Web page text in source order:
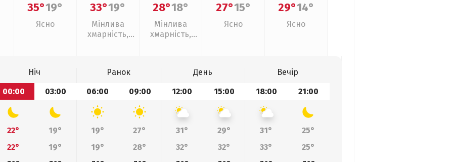
35°19°
Ясно
33°19°
Мінлива
хмарність,
28°18°
Мінлива
хмарність,
27°15°
Ясно
29°14°
Ясно
Ніч Ранок День
Вечір
00:00
03:00 06:00 09:00 12:00 15:00 18:00 21:00
22° 19° 19° 27° 31° 29° 31°
25°
22°
19° 19° 28° 32° 32° 33° 25°